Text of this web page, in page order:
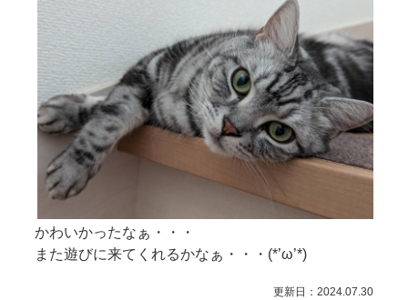
かわいかったなぁ・・・
また遊びに来てくれるかなぁ・・・(*’ω’*)
更新日：2024.07.30